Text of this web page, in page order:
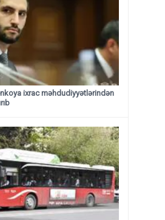
ixrac məhdudiyyətlərindən